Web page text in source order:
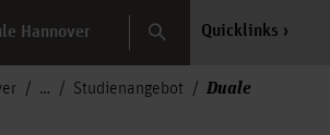
Hannover Search Quicklinks
Studienangebot
Duale